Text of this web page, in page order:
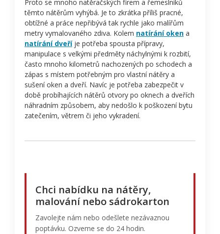
Proto se mnoho natěračských firem a řemeslníků
těmto nátěrům vyhýbá. Je to zkrátka příliš pracné,
obtížné a práce nepřibývá tak rychle jako malířům
metry vymalovaného zdiva. Kolem natírání oken a
natírání dveříje potřeba spousta přípravy,
manipulace s velkými předměty náchylnými k rozbití,
často mnoho kilometrů nachozených po schodech a
zápas s místem potřebným pro vlastní nátěry a
sušení oken a dveří. Navíc je potřeba zabezpečit v
době probíhajících nátěrů otvory po oknech a dveřích
náhradním způsobem, aby nedošlo k poškození bytu
zatečením, větrem či jeho vykradení.
Chci nabídku na nátěry,
malování nebo sádrokarton
Zavolejte nám nebo odešlete nezávaznou
poptávku. Ozveme se do 24 hodin.